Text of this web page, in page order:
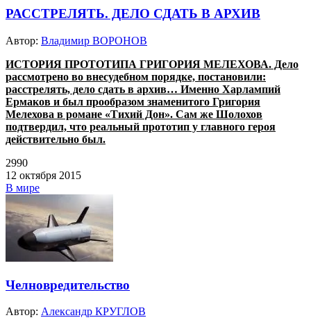
РАССТРЕЛЯТЬ. ДЕЛО СДАТЬ В АРХИВ
Автор: Владимир ВОРОНОВ
ИСТОРИЯ ПРОТОТИПА ГРИГОРИЯ МЕЛЕХОВА. Дело
рассмотрено во внесудебном порядке, постановили:
расстрелять, дело сдать в архив… Именно Харлампий
Ермаков и был прообразом знаменитого Григория
Мелехова в романе «Тихий Дон». Сам же Шолохов
подтвердил, что реальный прототип у главного героя
действительно был.
2990
12 октября 2015
В мире
Челновредительство
Автор: Александр КРУГЛОВ